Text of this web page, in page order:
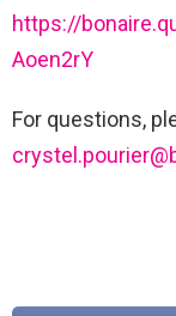
https://
Aoen2rY
For questions,